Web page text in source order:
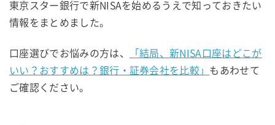
東京スター銀行で新NISAを始めるうえで知っておきたい
情報をまとめました。
口座選びでお悩みの方は、
「結局、新NISA口座はどこが
いい？おすすめは？銀行・証券会社を比較」 もあわせて
ご確認ください。